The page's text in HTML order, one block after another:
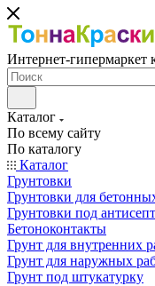
Интернет-гипермаркет
Каталог
По всему сайту
По каталогу
Каталог
Грунтовки
Грунтовки для
Грунтовки под
Бетоноконтакты
Грунт для внутренних
Грунт для наружных
Грунт под штукатурку